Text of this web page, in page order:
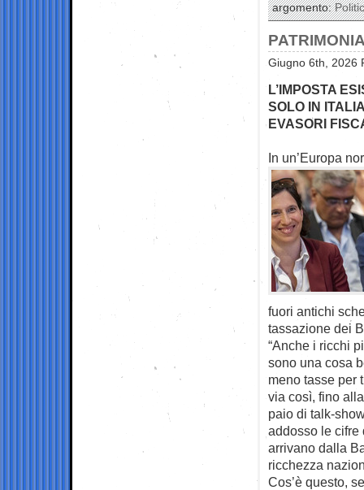
argomento:
Giugno 6th, 2026
L’IMPOSTA
SOLO IN
EVASORI
In un’Europa
fuori antichi
tassazione dei
“Anche i ricchi
sono una cosa
meno tasse per
via così, fino
paio di talk-
addosso le cifre
arrivano dalla
ricchezza
Cos’è questo,